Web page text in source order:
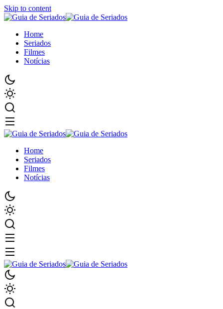
Skip to content
Home
Seriados
Filmes
Notícias
Home
Seriados
Filmes
Notícias